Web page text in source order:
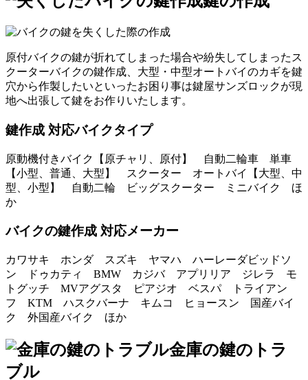
原付バイクの鍵が折れてしまった場合や紛失してしまったス
クーターバイクの鍵作成、大型・中型オートバイのカギを鍵
穴から作製したいといったお困り事は鍵屋サンズロックが現
地へ出張して鍵をお作りいたします。
鍵作成 対応バイクタイプ
原動機付きバイク【原チャリ、原付】 自動二輪車 単車
【小型、普通、大型】 スクーター オートバイ【大型、中
型、小型】 自動二輪 ビッグスクーター ミニバイク ほ
か
バイクの鍵作成 対応メーカー
カワサキ ホンダ スズキ ヤマハ ハーレーダビッドソ
ン ドゥカティ BMW カジバ アプリリア ジレラ モ
トグッチ MVアグスタ ピアジオ ベスパ トライアン
フ KTM ハスクバーナ キムコ ヒョースン 国産バイ
ク 外国産バイク ほか
金庫の鍵のトラ
ブル